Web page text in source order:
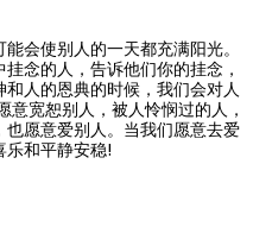
会使别人的一天都充满阳光。
念的人，告诉他们你的挂念，
人的恩典的时候，我们会对人
宽恕别人，被人怜悯过的人，
愿意爱别人。当我们愿意去爱
乐和平静安稳!